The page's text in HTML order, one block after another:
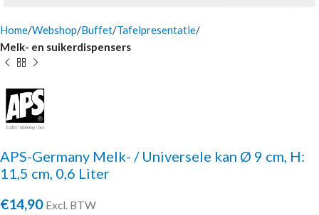
Home Webshop Buffet Tafelpresentatie
Melk- en suikerdispensers
APS-Germany Melk- / Universele kan Ø 9 cm, H:
11,5 cm, 0,6 Liter
€14,90 Excl. BTW